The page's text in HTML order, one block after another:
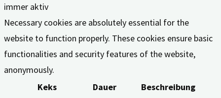
immer aktiv
Necessary cookies are absolutely essential for the
website to function properly. These cookies ensure basic
functionalities and security features of the website,
anonymously.
Keks
Dauer Beschreibung